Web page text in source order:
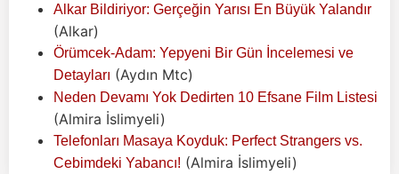
Alkar Bildiriyor: Gerçeğin Yarısı En Büyük Yalandır
(Alkar)
Örümcek-Adam: Yepyeni Bir Gün İncelemesi ve
Detayları (Aydın Mtc)
Neden Devamı Yok Dedirten 10 Efsane Film Listesi
(Almira İslimyeli)
Telefonları Masaya Koyduk: Perfect Strangers vs.
Cebimdeki Yabancı! (Almira İslimyeli)